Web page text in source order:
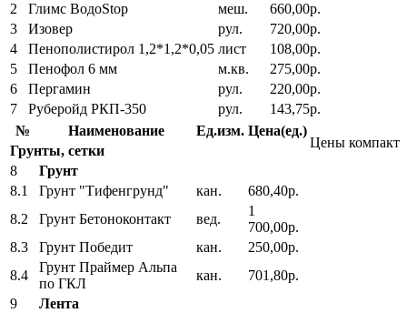
2
Глимс ВодоStop меш.
660,00р.
3
Изовер рул.
720,00р.
4
Пенополистирол 1,2*1,2*0,05 лист
108,00р.
5
Пенофол 6 мм м.кв.
275,00р.
6
Пергамин рул.
220,00р.
7
Руберойд РКП-350 рул. 143,75р.
Цены компакт
№ Наименование Ед.изм. Цена(ед.)
Грунты, сетки
8
Грунт
8.1
Грунт "Тифенгрунд" кан.
680,40р.
8.2
Грунт Бетоноконтакт вед.
1
700,00р.
8.3
Грунт Победит кан.
250,00р.
8.4
Грунт Праймер Альпа
по ГКЛ
кан.
701,80р.
9
Лента